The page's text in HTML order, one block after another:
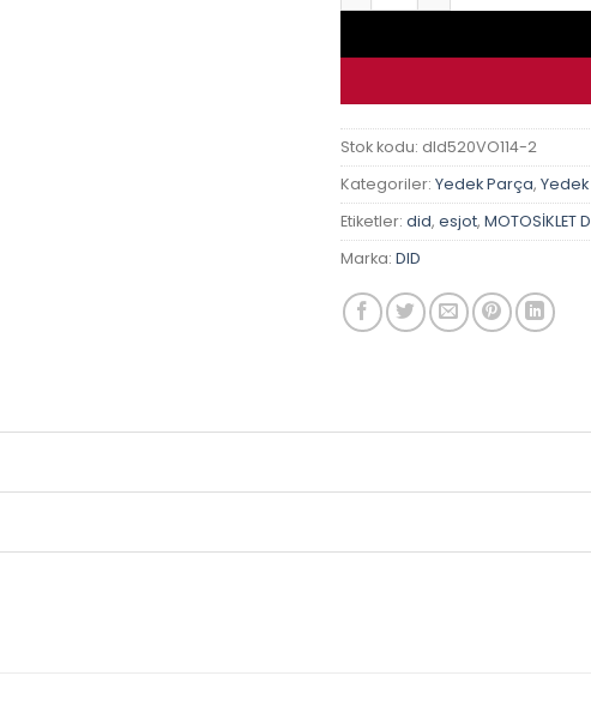
Stok kodu: dId520VO114-2
Kategoriler: Yedek Parça,
Etiketler: did, esjot, MOTOSİKLET
Marka: DID